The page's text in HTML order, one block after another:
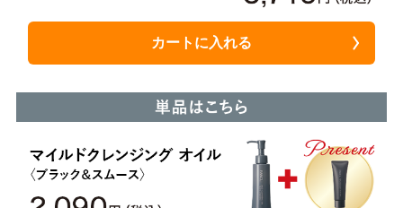
カートに入れる